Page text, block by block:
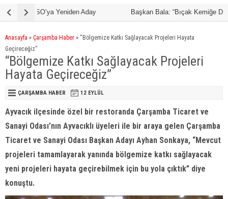
Başkan Bala: “Bıçak Kemiğe Dayandı!”
Anasayfa » Çarşamba Haber » “Bölgemize Katkı Sağlayacak Projeleri Hayata
Geçireceğiz”
“Bölgemize Katkı Sağlayacak Projeleri
Hayata Geçireceğiz”
ÇARŞAMBA HABER 12 EYLÜL
Ayvacık ilçesinde özel bir restoranda Çarşamba Ticaret ve
Sanayi Odası’nın Ayvacıklı üyeleri ile bir araya gelen Çarşamba
Ticaret ve Sanayi Odası Başkan Adayı Ayhan Sonkaya, “Mevcut
projeleri tamamlayarak yanında bölgemize katkı sağlayacak
yeni projeleri hayata geçirebilmek için bu yola çıktık” diye
konuştu.